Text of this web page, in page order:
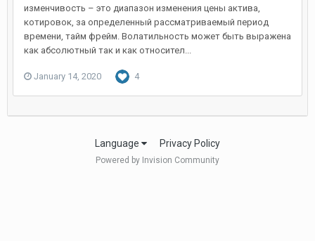
изменчивость – это диапазон изменения цены актива,
котировок, за определенный рассматриваемый период
времени, тайм фрейм. Волатильность может быть выражена
как абсолютный так и как относител...
January 14, 2020 4
Language Privacy Policy
Powered by Invision Community